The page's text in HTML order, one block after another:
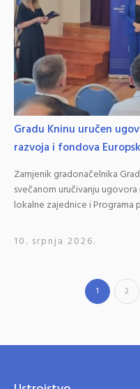
Gradu Kninu uručen
razvoja i fondova
Zamjenik gradonačelnika
svečanom uručivanju
lokalne zajednice i Programa
10. srpnja 2026.
1 2